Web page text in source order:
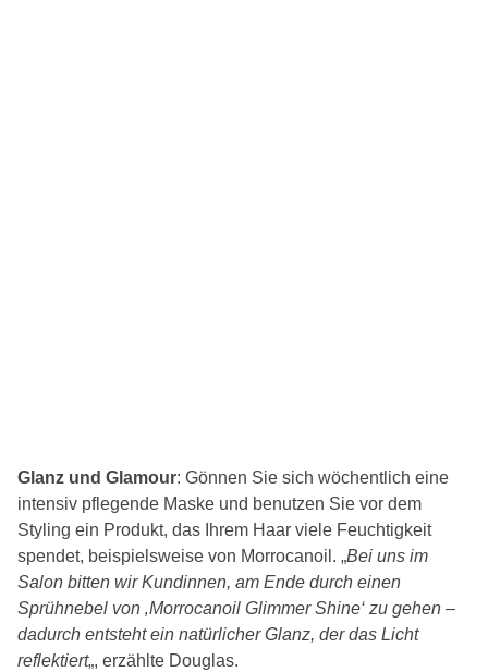
Glanz und Glamour: Gönnen Sie sich wöchentlich eine
intensiv pflegende Maske und benutzen Sie vor dem
Styling ein Produkt, das Ihrem Haar viele Feuchtigkeit
spendet, beispielsweise von Morrocanoil. „Bei uns im
Salon bitten wir Kundinnen, am Ende durch einen
Sprühnebel von ‚Morrocanoil Glimmer Shine‘ zu gehen –
dadurch entsteht ein natürlicher Glanz, der das Licht
reflektiert„, erzählte Douglas.